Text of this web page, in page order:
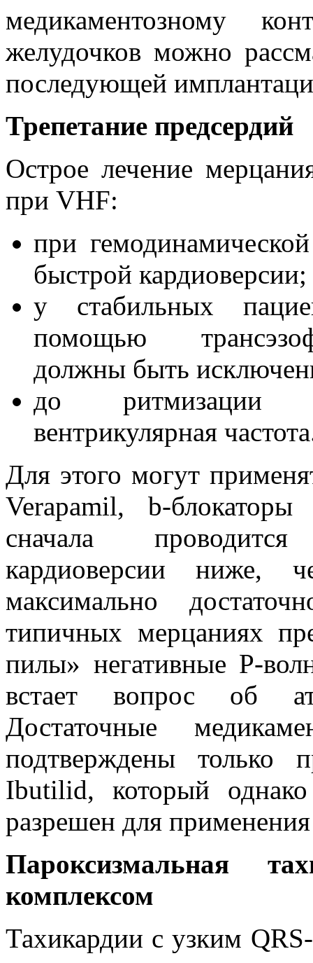
медикаментозному
желудочков можно
последующей
Трепетание предсердий
Острое лечение
при VHF:
при
быстрой кардиоверсии;
у стабильных
помощью
должны быть
до ритмизации
вентрикулярная
Для этого могут
Verapamil, b-
сначала
кардиоверсии
максимально
типичных мерцаниях
пилы» негативные Р-
встает вопрос об
Достаточные
подтверждены только
Ibutilid, который
разрешен для
Пароксизмальная
комплексом
Тахикардии с узким